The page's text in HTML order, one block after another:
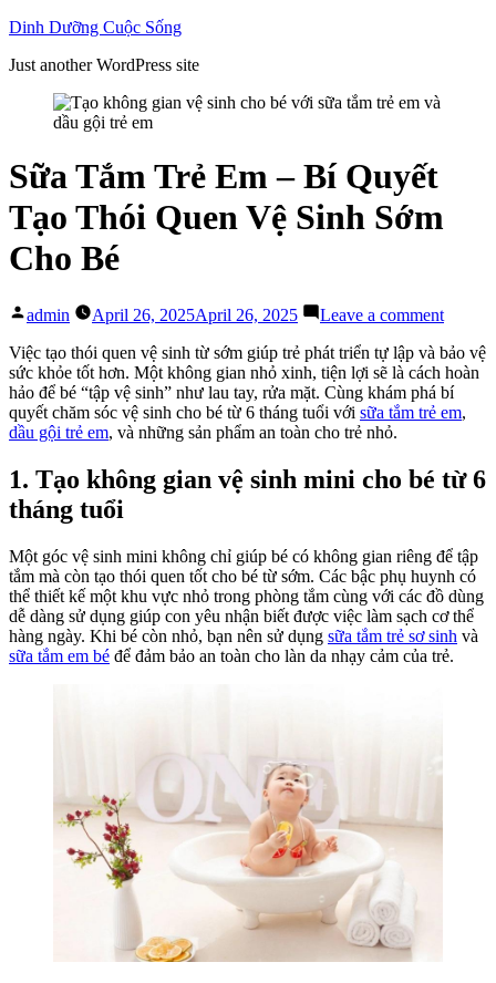
Skip
content
Dinh Dưỡng Cuộc Sống
Just another WordPress site
Sữa Tắm Trẻ Em – Bí Quyết
Tạo Thói Quen Vệ Sinh Sớm
Cho Bé
Posted
admin April 26, 2025April 26, 2025 Leave a commenton
Tắm
Trẻ
Em
–
Tạo
Thói
Sinh
Sớm
Cho
Bé
Việc tạo thói quen vệ sinh từ sớm giúp trẻ phát triển tự lập và bảo vệ
sức khỏe tốt hơn. Một không gian nhỏ xinh, tiện lợi sẽ là cách hoàn
hảo để bé “tập vệ sinh” như lau tay, rửa mặt. Cùng khám phá bí
quyết chăm sóc vệ sinh cho bé từ 6 tháng tuổi với sữa tắm trẻ em,
dầu gội trẻ em, và những sản phẩm an toàn cho trẻ nhỏ.
1. Tạo không gian vệ sinh mini cho bé từ 6
tháng tuổi
Một góc vệ sinh mini không chỉ giúp bé có không gian riêng để tập
tắm mà còn tạo thói quen tốt cho bé từ sớm. Các bậc phụ huynh có
thể thiết kế một khu vực nhỏ trong phòng tắm cùng với các đồ dùng
dễ dàng sử dụng giúp con yêu nhận biết được việc làm sạch cơ thể
hàng ngày. Khi bé còn nhỏ, bạn nên sử dụng sữa tắm trẻ sơ sinh và
sữa tắm em bé để đảm bảo an toàn cho làn da nhạy cảm của trẻ.